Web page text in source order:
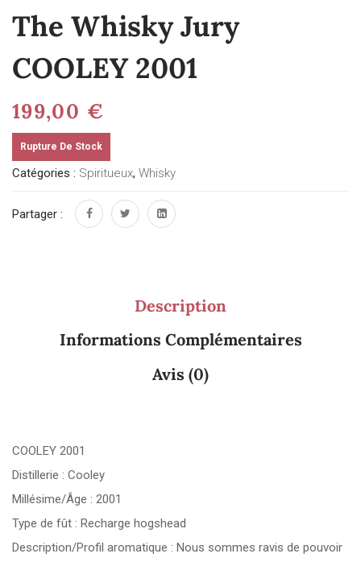
The Whisky Jury
COOLEY 2001
199,00 €
Rupture De Stock
Catégories : Spiritueux, Whisky
Partager :
Description
Informations Complémentaires
Avis (0)
COOLEY 2001
Distillerie : Cooley
Millésime/Âge : 2001
Type de fût : Recharge hogshead
Description/Profil aromatique : Nous sommes ravis de pouvoir